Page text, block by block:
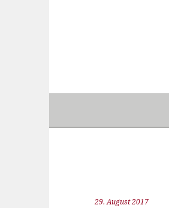
29. August 2017